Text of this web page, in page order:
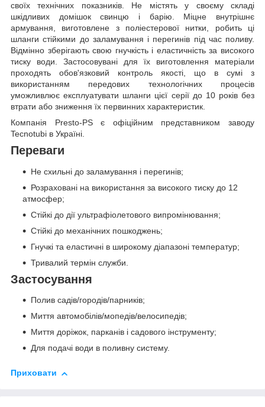
своїх технічних показників. Не містять у своєму складі
шкідливих домішок свинцю і барію. Міцне внутрішнє
армування, виготовлене з поліестерової нитки, робить ці
шланги стійкими до заламування і перегинів під час поливу.
Відмінно зберігають свою гнучкість і еластичність за високого
тиску води. Застосовувані для їх виготовлення матеріали
проходять обов'язковий контроль якості, що в сумі з
використанням передових технологічних процесів
уможливлює експлуатувати шланги цієї серії до 10 років без
втрати або зниження їх первинних характеристик.
Компанія Presto-PS є офіційним представником заводу
Tecnotubi в Україні.
Переваги
Не схильні до заламування і перегинів;
Розраховані на використання за високого тиску до 12
атмосфер;
Стійкі до дії ультрафіолетового випромінювання;
Стійкі до механічних пошкоджень;
Гнучкі та еластичні в широкому діапазоні температур;
Тривалий термін служби.
Застосування
Полив садів/городів/парників;
Миття автомобілів/мопедів/велосипедів;
Миття доріжок, парканів і садового інструменту;
Для подачі води в поливну систему.
Приховати